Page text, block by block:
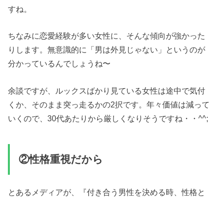
すね。
ちなみに恋愛経験が多い女性に、そんな傾向が強かった
りします。無意識的に「男は外見じゃない」というのが
分かっているんでしょうね〜
余談ですが、ルックスばかり見ている女性は途中で気付
くか、そのまま突っ走るかの2択です。年々価値は減って
いくので、30代あたりから厳しくなりそうですね・・^^;
②性格重視だから
とあるメディアが、『付き合う男性を決める時、性格と